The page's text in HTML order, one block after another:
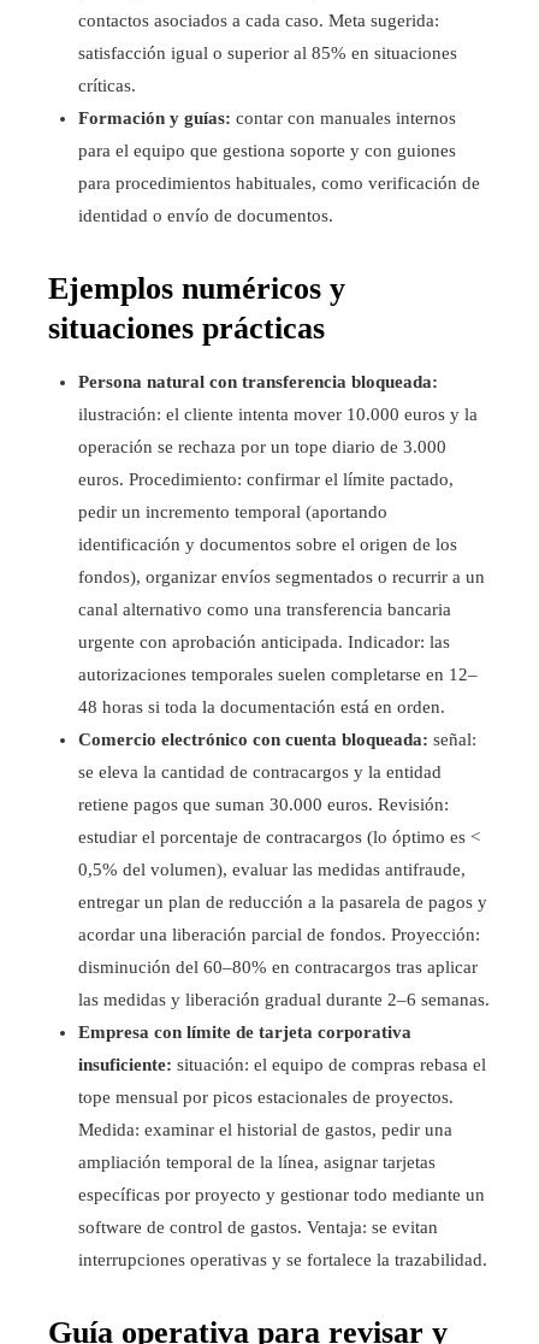
contactos asociados a cada caso. Meta sugerida:
satisfacción igual o superior al 85% en situaciones
críticas.
Formación y guías: contar con manuales internos
para el equipo que gestiona soporte y con guiones
para procedimientos habituales, como verificación de
identidad o envío de documentos.
Ejemplos numéricos y
situaciones prácticas
Persona natural con transferencia bloqueada:
ilustración: el cliente intenta mover 10.000 euros y la
operación se rechaza por un tope diario de 3.000
euros. Procedimiento: confirmar el límite pactado,
pedir un incremento temporal (aportando
identificación y documentos sobre el origen de los
fondos), organizar envíos segmentados o recurrir a un
canal alternativo como una transferencia bancaria
urgente con aprobación anticipada. Indicador: las
autorizaciones temporales suelen completarse en 12–
48 horas si toda la documentación está en orden.
Comercio electrónico con cuenta bloqueada: señal:
se eleva la cantidad de contracargos y la entidad
retiene pagos que suman 30.000 euros. Revisión:
estudiar el porcentaje de contracargos (lo óptimo es <
0,5% del volumen), evaluar las medidas antifraude,
entregar un plan de reducción a la pasarela de pagos y
acordar una liberación parcial de fondos. Proyección:
disminución del 60–80% en contracargos tras aplicar
las medidas y liberación gradual durante 2–6 semanas.
Empresa con límite de tarjeta corporativa
insuficiente: situación: el equipo de compras rebasa el
tope mensual por picos estacionales de proyectos.
Medida: examinar el historial de gastos, pedir una
ampliación temporal de la línea, asignar tarjetas
específicas por proyecto y gestionar todo mediante un
software de control de gastos. Ventaja: se evitan
interrupciones operativas y se fortalece la trazabilidad.
Guía operativa para revisar y